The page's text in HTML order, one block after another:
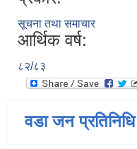
सूचना तथा समाचार
आर्थिक वर्ष:
८२/८३
वडा जन प्रतिनिधि